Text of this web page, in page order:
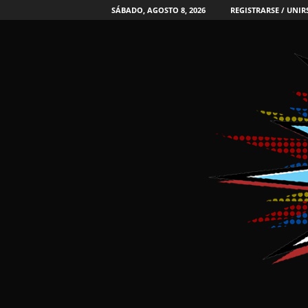
SÁBADO, AGOSTO 8, 2026 REGISTRARSE /